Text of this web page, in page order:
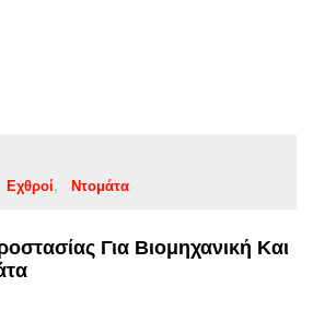
Εχθροί Ντομάτα
Για Βιομηχανική Και